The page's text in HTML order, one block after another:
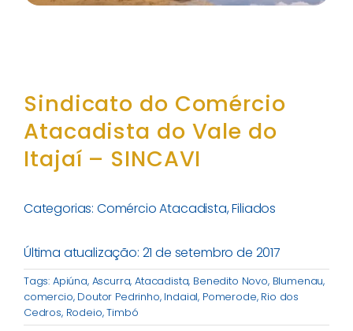
Sindicato do Comércio
Atacadista do Vale do
Itajaí – SINCAVI
Categorias: Comércio Atacadista,Filiados
Última atualização: 21 de setembro de 2017
Tags: Apiúna, Ascurra,Atacadista, Benedito Novo, Blumenau,
comercio, Doutor Pedrinho, Indaial, Pomerode, Rio dos
Cedros, Rodeio,Timbó